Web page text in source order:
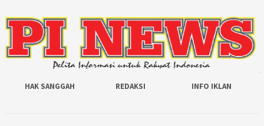
HAK SANGGAH REDAKSI INFO IKLAN